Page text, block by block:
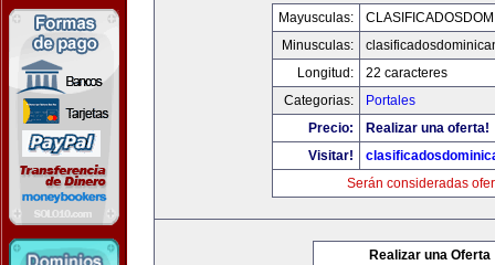
Mayusculas:
Minusculas:
Longitud:
22 caracteres
Categorias:
Portales
Precio:
Realizar una oferta!
Visitar!
Serán consideradas
Realizar una Oferta